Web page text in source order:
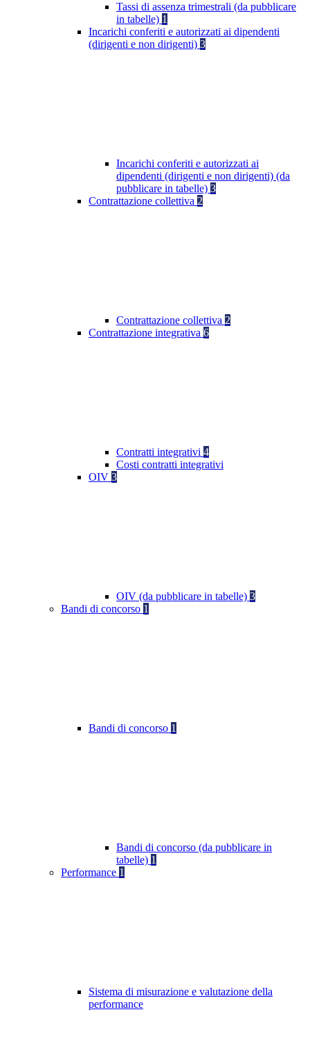
Tassi di assenza trimestrali (da pubblicare
in tabelle) 1
Incarichi conferiti e autorizzati ai dipendenti
(dirigenti e non dirigenti) 3
Incarichi conferiti e autorizzati ai
dipendenti (dirigenti e non dirigenti) (da
pubblicare in tabelle) 3
Contrattazione collettiva 2
Contrattazione collettiva 2
Contrattazione integrativa 6
Contratti integrativi 4
Costi contratti integrativi
OIV 3
OIV (da pubblicare in tabelle) 3
Bandi di concorso 1
Bandi di concorso 1
Bandi di concorso (da pubblicare in
tabelle) 1
Performance 1
Sistema di misurazione e valutazione della
performance